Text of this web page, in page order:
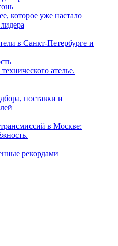
которое уже настало
в Санкт-Петербурге и
ателье.
поставки и
в Москве:
рекордами